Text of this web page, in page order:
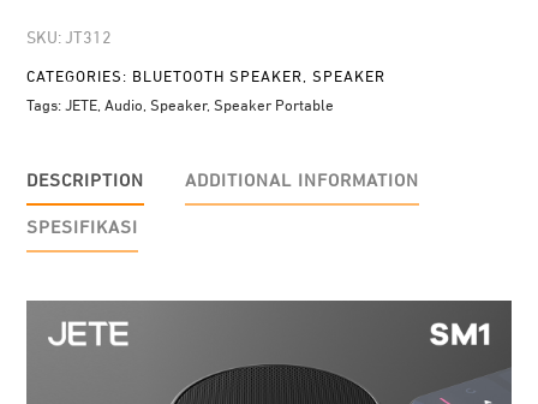
SKU: JT312
CATEGORIES: BLUETOOTH SPEAKER, SPEAKER
Tags: JETE, Audio, Speaker, Speaker Portable
DESCRIPTION ADDITIONAL INFORMATION
SPESIFIKASI